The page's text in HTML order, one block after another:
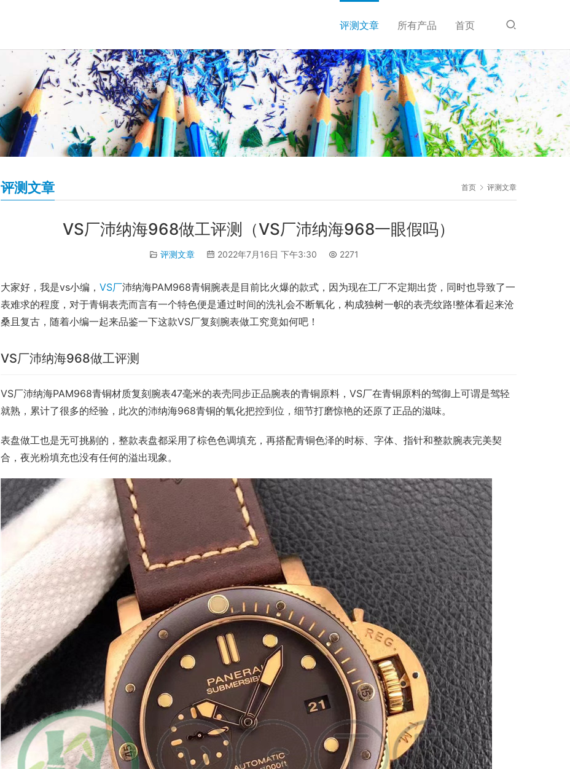
评测文章 所有产品 首页
首页 评测文章
评测文章
VS厂沛纳海968做工评测（VS厂沛纳海968一眼假吗）
评测文章 2022年7月16日 下午3:30 2271
大家好，我是vs小编， VS厂沛纳海PAM968青铜腕表是目前比火爆的款式，因为现在工厂不定期出货，同时也导致了一
表难求的程度，对于青铜表壳而言有一个特色便是通过时间的洗礼会不断氧化，构成独树一帜的表壳纹路!整体看起来沧
桑且复古，随着小编一起来品鉴一下这款VS厂复刻腕表做工究竟如何吧！
VS厂沛纳海968做工评测
VS厂沛纳海PAM968青铜材质复刻腕表47毫米的表壳同步正品腕表的青铜原料，VS厂在青铜原料的驾御上可谓是驾轻
就熟，累计了很多的经验，此次的沛纳海968青铜的氧化把控到位，细节打磨惊艳的还原了正品的滋味。
表盘做工也是无可挑剔的，整款表盘都采用了棕色色调填充，再搭配青铜色泽的时标、字体、指针和整款腕表完美契
合，夜光粉填充也没有任何的溢出现象。